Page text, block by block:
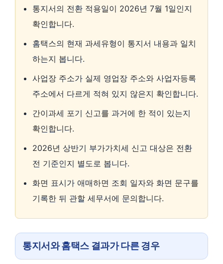
통지서의 전환 적용일이 2026년 7월 1일인지
확인합니다.
홈택스의 현재 과세유형이 통지서 내용과 일치
하는지 봅니다.
사업장 주소가 실제 영업장 주소와 사업자등록
주소에서 다르게 적혀 있지 않은지 확인합니다.
간이과세 포기 신고를 과거에 한 적이 있는지
확인합니다.
2026년 상반기 부가가치세 신고 대상은 전환
전 기준인지 별도로 봅니다.
화면 표시가 애매하면 조회 일자와 화면 문구를
기록한 뒤 관할 세무서에 문의합니다.
통지서와 홈택스 결과가 다른 경우